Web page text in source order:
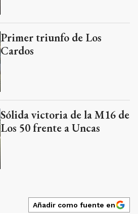
Primer triunfo de Los
Cardos
Sólida victoria de la M16 de
Los 50 frente a Uncas
Añadir como fuente en